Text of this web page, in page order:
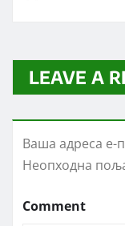
LEAVE A
Ваша адреса е-
Неопходна
Comment